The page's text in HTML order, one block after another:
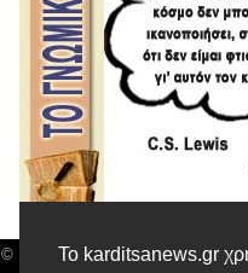
Το karditsanews.gr
© Karditsa News | Διακριτικός